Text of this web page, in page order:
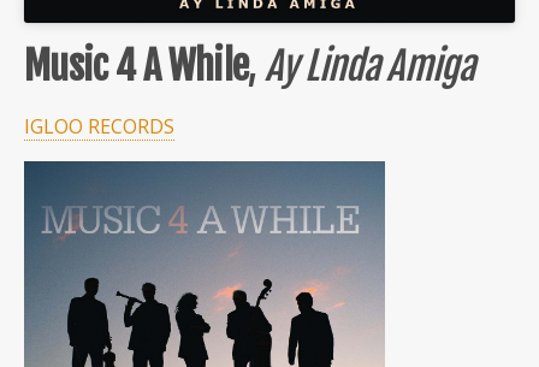
Music 4 A While,Ay Linda Amiga
IGLOO RECORDS